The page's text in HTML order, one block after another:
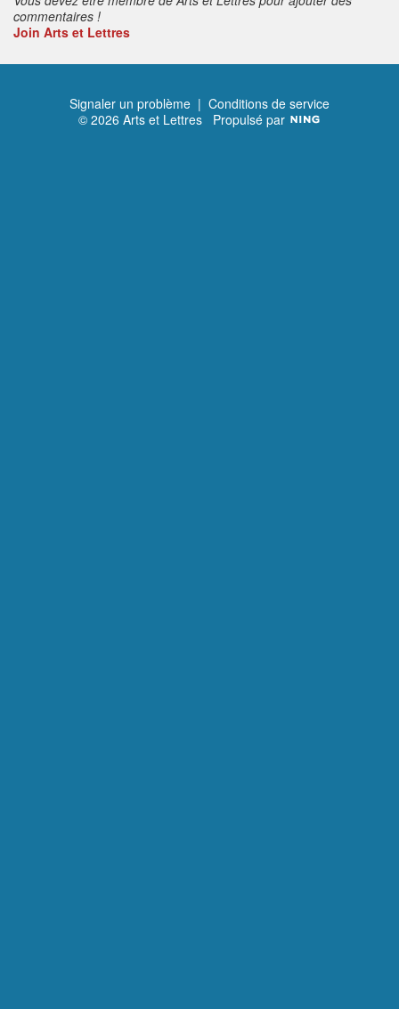
commentaires !
Join Arts et Lettres
Signaler un problème | Conditions de service
© 2026 Arts et Lettres Propulsé par